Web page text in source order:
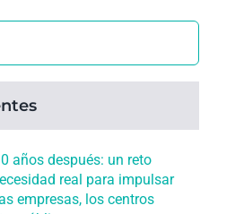
años después: un reto
real para impulsar
empresas, los centros